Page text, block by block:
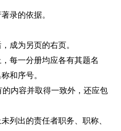
录的依据。
成为另页的右页。
每一分册均应各有其题名
和序号。
内容并取得一致外，还应包
列出的责任者职务、职称、